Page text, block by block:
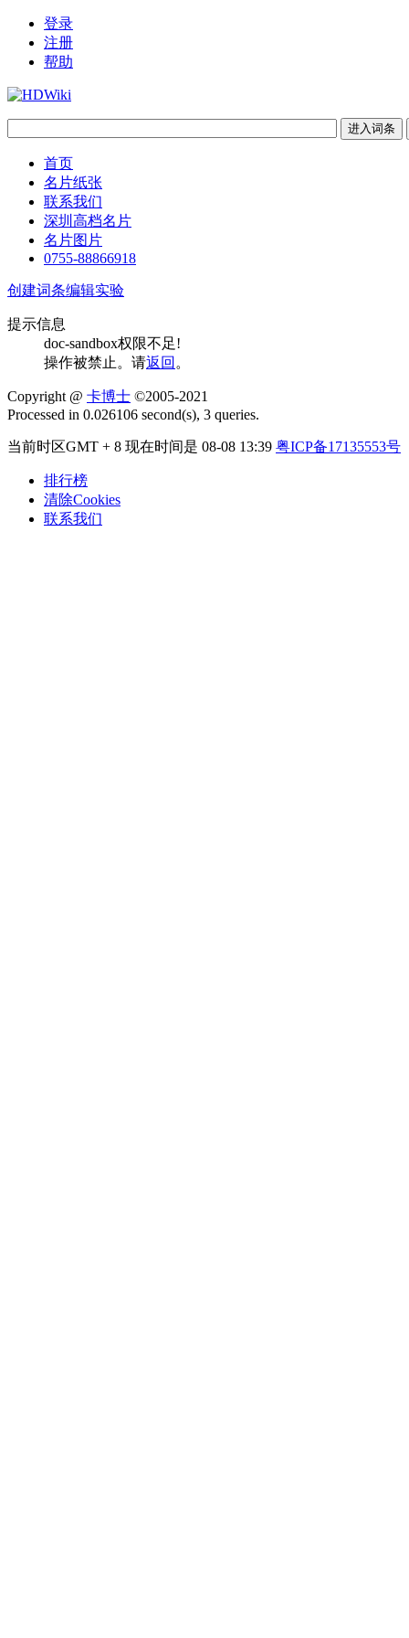
登录
注册
帮助
首页
名片纸张
联系我们
深圳高档名片
名片图片
0755-88866918
创建词条编辑实验
提示信息
doc-sandbox权限不足!
操作被禁止。请返回 。
Copyright @ 卡博士 ©2005-2021
Processed in 0.026106 second(s), 3 queries.
当前时区GMT + 8 现在时间是 08-08 13:39 粤ICP备17135553号
排行榜
清除Cookies
联系我们